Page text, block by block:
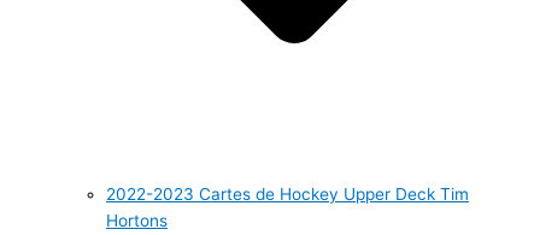
2022-2023 Cartes de Hockey Upper Deck Tim
Hortons